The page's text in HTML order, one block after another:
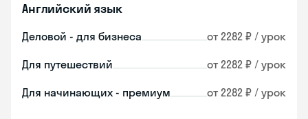
Английский язык
Деловой - для бизнеса от 2282 ₽ / урок
Для путешествий от 2282 ₽ / урок
Для начинающих - премиум от 2282 ₽ / урок